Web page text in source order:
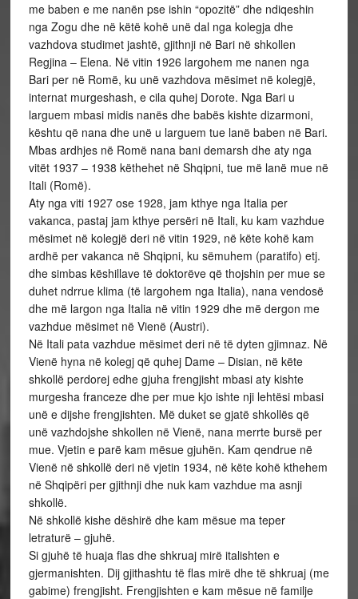
me baben e me nanën pse ishin “opozitë” dhe ndiqeshin
nga Zogu dhe në këtë kohë unë dal nga kolegja dhe
vazhdova studimet jashtë, gjithnji në Bari në shkollen
Regjina – Elena. Në vitin 1926 largohem me nanen nga
Bari per në Romë, ku unë vazhdova mësimet në kolegjë,
internat murgeshash, e cila quhej Dorote. Nga Bari u
larguem mbasi midis nanës dhe babës kishte dizarmoni,
kështu që nana dhe unë u larguem tue lanë baben në Bari.
Mbas ardhjes në Romë nana bani demarsh dhe aty nga
vitët 1937 – 1938 këthehet në Shqipni, tue më lanë mue në
Itali (Romë).
Aty nga viti 1927 ose 1928, jam kthye nga Italia per
vakanca, pastaj jam kthye persëri në Itali, ku kam vazhdue
mësimet në kolegjë deri në vitin 1929, në këte kohë kam
ardhë per vakanca në Shqipni, ku sëmuhem (paratifo) etj.
dhe simbas këshillave të doktorëve që thojshin per mue se
duhet ndrrue klima (të largohem nga Italia), nana vendosë
dhe më largon nga Italia në vitin 1929 dhe më dergon me
vazhdue mësimet në Vienë (Austri).
Në Itali pata vazhdue mësimet deri në të dyten gjimnaz. Në
Vienë hyna në kolegj që quhej Dame – Disian, në këte
shkollë perdorej edhe gjuha frengjisht mbasi aty kishte
murgesha franceze dhe per mue kjo ishte nji lehtësi mbasi
unë e dijshe frengjishten. Më duket se gjatë shkollës që
unë vazhdojshe shkollen në Vienë, nana merrte bursë per
mue. Vjetin e parë kam mësue gjuhën. Kam qendrue në
Vienë në shkollë deri në vjetin 1934, në këte kohë kthehem
në Shqipëri per gjithnji dhe nuk kam vazhdue ma asnji
shkollë.
Në shkollë kishe dëshirë dhe kam mësue ma teper
letraturë – gjuhë.
Si gjuhë të huaja flas dhe shkruaj mirë italishten e
gjermanishten. Dij gjithashtu të flas mirë dhe të shkruaj (me
gabime) frengjisht. Frengjishten e kam mësue në familje